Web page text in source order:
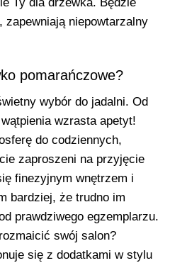
Ty dla drzewka. Będzie
niepowtarzalny
pomarańczowe?
wybór do jadalni. Od
wzrasta apetyt!
do codziennych,
zaproszeni na przyjęcie
finezyjnym wnętrzem i
bardziej, że trudno im
prawdziwego egzemplarzu.
swój salon?
się z dodatkami w stylu